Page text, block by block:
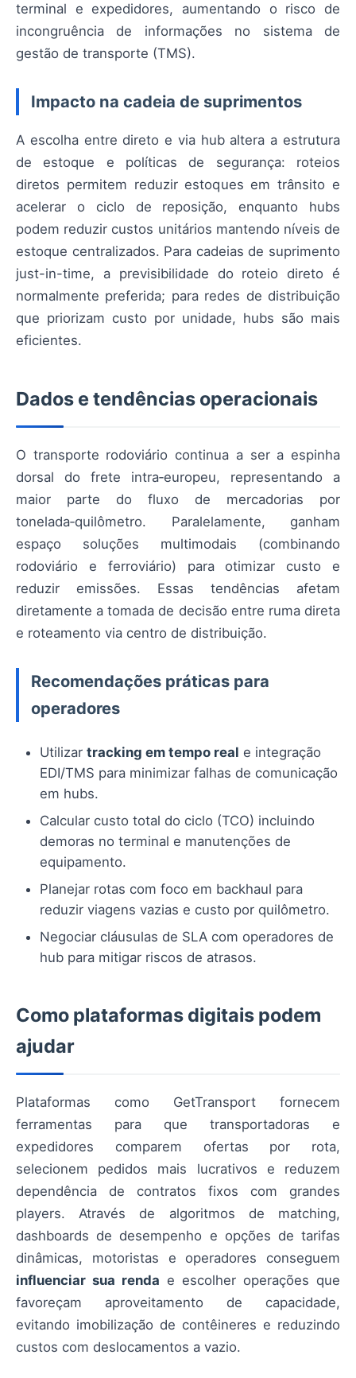
terminal e expedidores, aumentando o risco de
incongruência de informações no sistema de
gestão de transporte (TMS).
Impacto na cadeia de suprimentos
A escolha entre direto e via hub altera a estrutura
de estoque e políticas de segurança: roteios
diretos permitem reduzir estoques em trânsito e
acelerar o ciclo de reposição, enquanto hubs
podem reduzir custos unitários mantendo níveis de
estoque centralizados. Para cadeias de suprimento
just-in-time, a previsibilidade do roteio direto é
normalmente preferida; para redes de distribuição
que priorizam custo por unidade, hubs são mais
eficientes.
Dados e tendências operacionais
O transporte rodoviário continua a ser a espinha
dorsal do frete intra‑europeu, representando a
maior parte do fluxo de mercadorias por
tonelada‑quilômetro. Paralelamente, ganham
espaço soluções multimodais (combinando
rodoviário e ferroviário) para otimizar custo e
reduzir emissões. Essas tendências afetam
diretamente a tomada de decisão entre ruma direta
e roteamento via centro de distribuição.
Recomendações práticas para
operadores
Utilizar tracking em tempo real e integração
EDI/TMS para minimizar falhas de comunicação
em hubs.
Calcular custo total do ciclo (TCO) incluindo
demoras no terminal e manutenções de
equipamento.
Planejar rotas com foco em backhaul para
reduzir viagens vazias e custo por quilômetro.
Negociar cláusulas de SLA com operadores de
hub para mitigar riscos de atrasos.
Como plataformas digitais podem
ajudar
Plataformas como GetTransport fornecem
ferramentas para que transportadoras e
expedidores comparem ofertas por rota,
selecionem pedidos mais lucrativos e reduzem
dependência de contratos fixos com grandes
players. Através de algoritmos de matching,
dashboards de desempenho e opções de tarifas
dinâmicas, motoristas e operadores conseguem
influenciar sua renda e escolher operações que
favoreçam aproveitamento de capacidade,
evitando imobilização de contêineres e reduzindo
custos com deslocamentos a vazio.